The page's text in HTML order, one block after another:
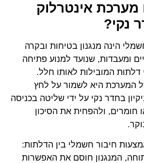
מערכת אינטרלוק
נקי?
הינה מנגנון בטיחות ובקרה
ומעבדות, שנועד למנוע פתיחה
המובילות לאותו חלל.
המערכת היא לשמור על לחץ
בחדר נקי על ידי שליטה בכניסה
חומרים, ולהפחית את הסיכון
חיבור חשמלי בין הדלתות:
המנגנון חוסם את האפשרות